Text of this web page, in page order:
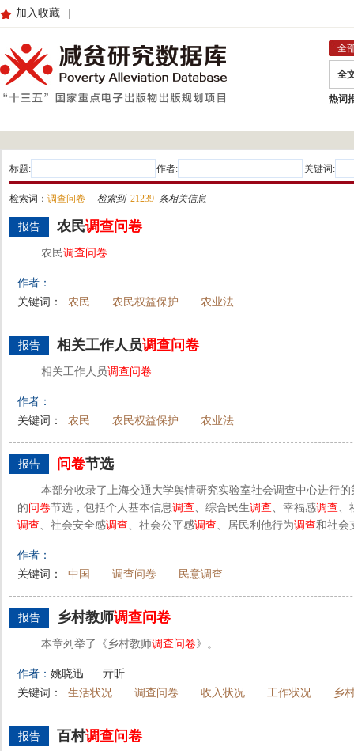
加入收藏
全
全
热词
标题: 作者: 关键词:
检索词： 调查问卷 检索到 21239 条相关信息
报告 农民调查问卷
农民调查问卷
作者：
关键词：
农民 农民权益保护 农业法
报告 相关工作人员调查问卷
相关工作人员调查问卷
作者：
关键词：
农民 农民权益保护 农业法
报告 问卷节选
本部分收录了上海交通大学舆情研究实验室社会调查中心进行
的问卷节选，包括个人基本信息调查、综合民生调查、幸福感调查、
调查、社会安全感调查、社会公平感调查、居民利他行为调查和社会
作者：
关键词：
中国 调查问卷 民意调查
报告 乡村教师调查问卷
本章列举了《乡村教师调查问卷》。
作者： 姚晓迅
亓昕
关键词：
生活状况 调查问卷 收入状况 工作状况 乡
报告 百村调查问卷